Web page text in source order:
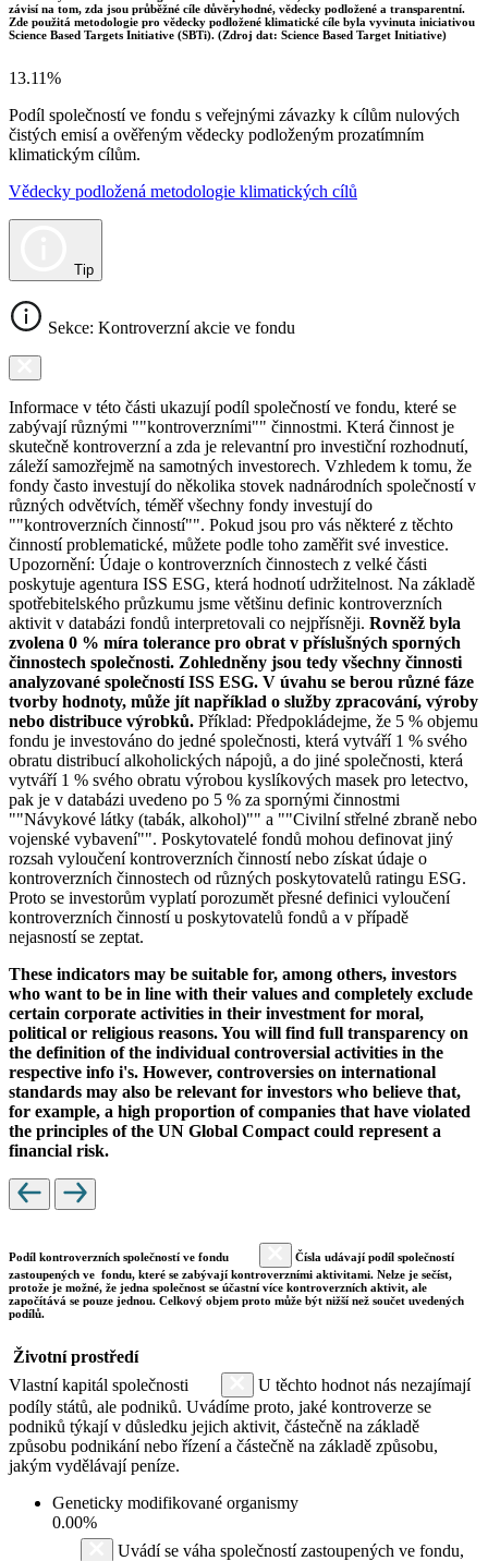
závisí na tom, zda jsou průběžné cíle důvěryhodné, vědecky podložené a transparentní.
Zde použitá metodologie pro vědecky podložené klimatické cíle byla vyvinuta iniciativou
Science Based Targets Initiative (SBTi). (Zdroj dat: Science Based Target Initiative)
13.11%
Podíl společností ve fondu s veřejnými závazky k cílům nulových
čistých emisí a ověřeným vědecky podloženým prozatímním
klimatickým cílům.
Vědecky podložená metodologie klimatických cílů
Tip
Sekce: Kontroverzní akcie ve fondu
Informace v této části ukazují podíl společností ve fondu, které se
zabývají různými ""kontroverzními"" činnostmi. Která činnost je
skutečně kontroverzní a zda je relevantní pro investiční rozhodnutí,
záleží samozřejmě na samotných investorech. Vzhledem k tomu, že
fondy často investují do několika stovek nadnárodních společností v
různých odvětvích, téměř všechny fondy investují do
""kontroverzních činností"". Pokud jsou pro vás některé z těchto
činností problematické, můžete podle toho zaměřit své investice.
Upozornění: Údaje o kontroverzních činnostech z velké části
poskytuje agentura ISS ESG, která hodnotí udržitelnost. Na základě
spotřebitelského průzkumu jsme většinu definic kontroverzních
aktivit v databázi fondů interpretovali co nejpřísněji. Rovněž byla
zvolena 0 % míra tolerance pro obrat v příslušných sporných
činnostech společnosti. Zohledněny jsou tedy všechny činnosti
analyzované společností ISS ESG. V úvahu se berou různé fáze
tvorby hodnoty, může jít například o služby zpracování, výroby
nebo distribuce výrobků. Příklad: Předpokládejme, že 5 % objemu
fondu je investováno do jedné společnosti, která vytváří 1 % svého
obratu distribucí alkoholických nápojů, a do jiné společnosti, která
vytváří 1 % svého obratu výrobou kyslíkových masek pro letectvo,
pak je v databázi uvedeno po 5 % za spornými činnostmi
""Návykové látky (tabák, alkohol)"" a ""Civilní střelné zbraně nebo
vojenské vybavení"". Poskytovatelé fondů mohou definovat jiný
rozsah vyloučení kontroverzních činností nebo získat údaje o
kontroverzních činnostech od různých poskytovatelů ratingu ESG.
Proto se investorům vyplatí porozumět přesné definici vyloučení
kontroverzních činností u poskytovatelů fondů a v případě
nejasností se zeptat.
These indicators may be suitable for, among others, investors
who want to be in line with their values and completely exclude
certain corporate activities in their investment for moral,
political or religious reasons. You will find full transparency on
the definition of the individual controversial activities in the
respective info i's. However, controversies on international
standards may also be relevant for investors who believe that,
for example, a high proportion of companies that have violated
the principles of the UN Global Compact could represent a
financial risk.
Podíl kontroverzních společností ve fondu
Čísla udávají podíl společností
zastoupených ve fondu, které se zabývají kontroverzními aktivitami. Nelze je sečíst,
protože je možné, že jedna společnost se účastní více kontroverzních aktivit, ale
započítává se pouze jednou. Celkový objem proto může být nižší než součet uvedených
podílů.
Životní prostředí
Vlastní kapitál společnosti
U těchto hodnot nás nezajímají
podíly států, ale podniků. Uvádíme proto, jaké kontroverze se
podniků týkají v důsledku jejich aktivit, částečně na základě
způsobu podnikání nebo řízení a částečně na základě způsobu,
jakým vydělávají peníze.
Geneticky modifikované organismy
0.00%
Uvádí se váha společností zastoupených ve fondu,